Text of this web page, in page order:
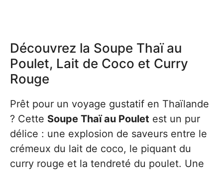
Découvrez la Soupe Thaï au
Poulet, Lait de Coco et Curry
Rouge
Prêt pour un voyage gustatif en Thaïlande
? Cette Soupe Thaï au Poulet est un pur
délice : une explosion de saveurs entre le
crémeux du lait de coco, le piquant du
curry rouge et la tendreté du poulet. Une